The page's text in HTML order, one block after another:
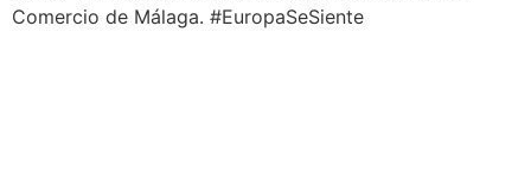
Comercio de Málaga. #EuropaSeSiente